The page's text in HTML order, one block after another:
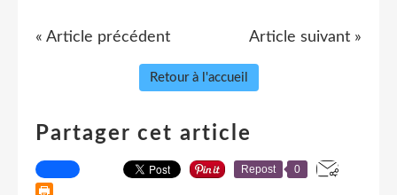
« Article précédent Article suivant »
Retour à l'accueil
Partager cet article
Repost 0